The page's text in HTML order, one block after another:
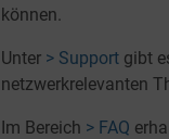
können.
Unter > Supportgibt
netzwerkrelevanten
Im Bereich > FAQ